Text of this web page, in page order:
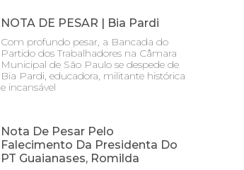
NOTA DE PESAR | Bia Pardi
Com profundo pesar, a Bancada do
Partido dos Trabalhadores na Câmara
Municipal de São Paulo se despede de
Bia Pardi, educadora, militante histórica
e incansável
Nota De Pesar Pelo
Falecimento Da Presidenta Do
PT Guaianases, Romilda